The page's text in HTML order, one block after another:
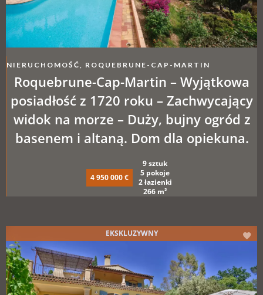
NIERUCHOMOŚĆ, ROQUEBRUNE-CAP-MARTIN
Roquebrune-Cap-Martin – Wyjątkowa
posiadłość z 1720 roku – Zachwycający
widok na morze – Duży, bujny ogród z
basenem i altaną. Dom dla opiekuna.
4 950 000 €
9 sztuk
5 pokoje
2 łazienki
266 m²
EKSKLUZYWNY